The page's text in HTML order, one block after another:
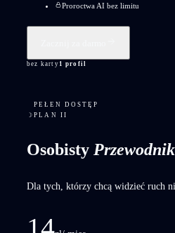
Proroctwa AI bez limitu
bez karty1 profil
PEŁEN DOSTĘP
☽PLAN II
Osobisty Przewodnik
Dla tych, którzy chcą widzieć ruch